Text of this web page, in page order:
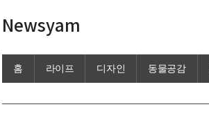
Newsyam
홈 라이프 디자인 동물공감